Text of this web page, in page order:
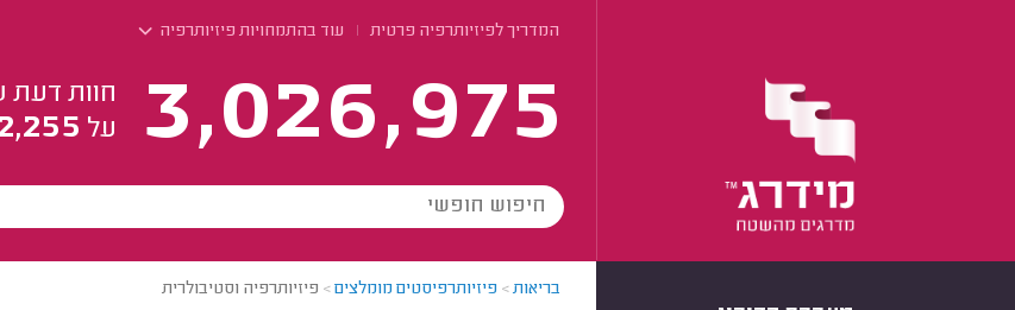
המדריך לפיזיותרפיה פרטית עוד בהתמחויות פיזיותרפיה
3,026,975
חוות דעת
על
בריאות> פיזיותרפיסטים מומלצים> פיזיותרפיה וסטיבולרית